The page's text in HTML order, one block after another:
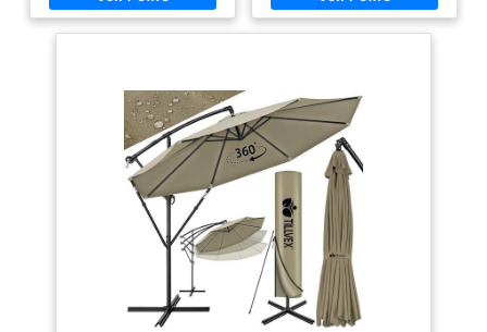
pour ajuster la hauteur, mais
De plus, vous pouvez ouvrir et
fermer facilement la toile grâce
à la manivelle anti-retour
DESIGN ROBUSTE - La forme
en croix du bas de notre
parasol pourra être fixé dans un
sol dur, mais il faudra surtout le
lester avec des dalles dédiées
(non fournies). De plus, il y a 11
baleines sur la toile pour rendre
le parasol plus stable
totalité des parties métalliques
de notre parasol hexagonal est
recouverts de peinture époxy
pleinement de vos espaces
composants en acier renforcé
pour une résistance et une
stabilité optimales, ce parasol
de jardin haut de gamme est
conçu pour une utilisation
durable dans les jardins, patios
et terrasses. TOILE
IMPERMÉABLE – La toile
résistante en polyester 210 g/m²
offre une protection UV fiable et
une excellente imperméabilité,
faisant de ce parasol le choix
idéal pour se détendre, dîner et
recevoir en extérieur. PIED EN
CROIX INCLUS – Livré en